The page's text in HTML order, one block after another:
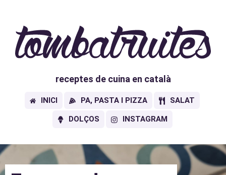
receptes de cuina en català
INICI PA, PASTA I PIZZA SALAT
DOLÇOS INSTAGRAM